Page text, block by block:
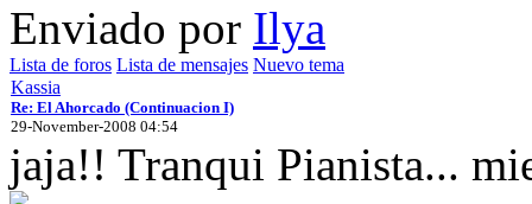
Enviado por Ilya
Lista de foros Lista de mensajes Nuevo tema
Kassia
Re: El Ahorcado (Continuacion I)
29-November-2008 04:54
jaja!! Tranqui Pianista...